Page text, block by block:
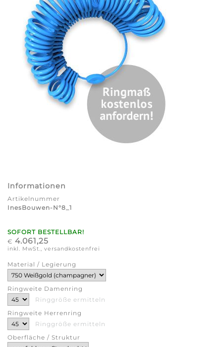
Informationen
Artikelnummer
InesBouwen-N°8_1
SOFORT BESTELLBAR!
€ 4.061,25
inkl. MwSt., versandkostenfrei
Material / Legierung
Ringweite Damenring
Ringgröße ermitteln
Ringweite Herrenring
Ringgröße ermitteln
Oberfläche / Struktur